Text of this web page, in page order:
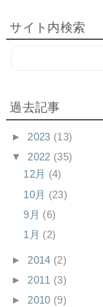
サイト内検索
過去記事
► 2023 (13)
▼ 2022 (35)
12月 (4)
10月 (23)
9月 (6)
1月 (2)
► 2014 (2)
► 2011 (3)
► 2010 (9)